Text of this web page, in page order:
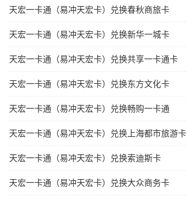
天宏一卡通（易冲天宏卡）兑换春秋商旅卡
天宏一卡通（易冲天宏卡）兑换新华一城卡
天宏一卡通（易冲天宏卡）兑换共享一卡通卡
天宏一卡通（易冲天宏卡）兑换东方文化卡
天宏一卡通（易冲天宏卡）兑换畅购一卡通
天宏一卡通（易冲天宏卡）兑换上海都市旅游卡
天宏一卡通（易冲天宏卡）兑换索迪斯卡
天宏一卡通（易冲天宏卡）兑换大众商务卡